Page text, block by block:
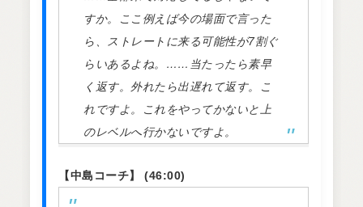
すか。ここ例えば今の場面で言った
ら、ストレートに来る可能性が7割ぐ
らいあるよね。……当たったら素早
く返す。外れたら出遅れて返す。こ
れですよ。これをやってかないと上
のレベルへ行かないですよ。
【中島コーチ】 (46:00)